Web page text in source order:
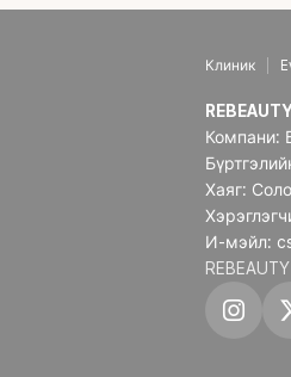
Клиник
Компани:
Хаяг:
И-мэйл: